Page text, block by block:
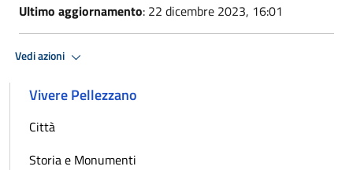
Ultimo aggiornamento: 22 dicembre 2023, 16:01
Vedi azioni
Vivere Pellezzano
Città
Storia e Monumenti